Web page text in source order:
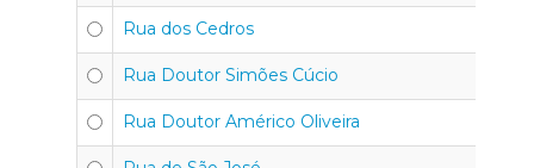
Rua dos Cedros
Rua Doutor Simões Cúcio
Rua Doutor Américo Oliveira